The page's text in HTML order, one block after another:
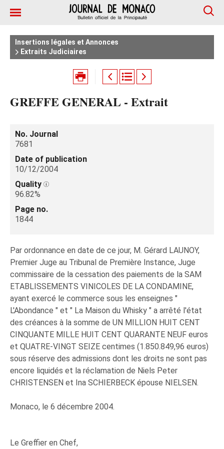
Insertions légales et Annonces
Extraits Judiciaires
GREFFE GENERAL - Extrait
No. Journal
7681
Date of publication
10/12/2004
Quality
96.82%
Page no.
1844
Par ordonnance en date de ce jour, M. Gérard LAUNOY,
Premier Juge au Tribunal de Première Instance, Juge
commissaire de la cessation des paiements de la SAM
ETABLISSEMENTS VINICOLES DE LA CONDAMINE,
ayant exercé le commerce sous les enseignes "
L'Abondance " et " La Maison du Whisky " a arrêté l'état
des créances à la somme de UN MILLION HUIT CENT
CINQUANTE MILLE HUIT CENT QUARANTE NEUF euros
et QUATRE-VINGT SEIZE centimes (1.850.849,96 euros)
sous réserve des admissions dont les droits ne sont pas
encore liquidés et la réclamation de Niels Peter
CHRISTENSEN et Ina SCHIERBECK épouse NIELSEN.
Monaco, le 6 décembre 2004.
Le Greffier en Chef,